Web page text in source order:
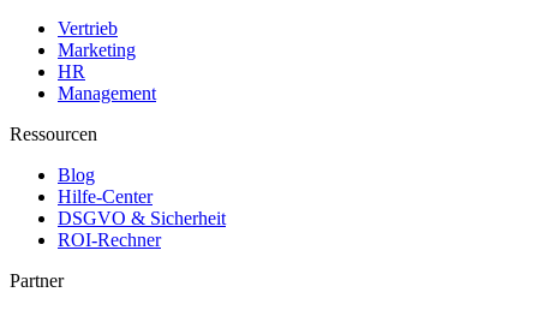
Vertrieb
Marketing
HR
Management
Ressourcen
Blog
Hilfe-Center
DSGVO & Sicherheit
ROI-Rechner
Partner